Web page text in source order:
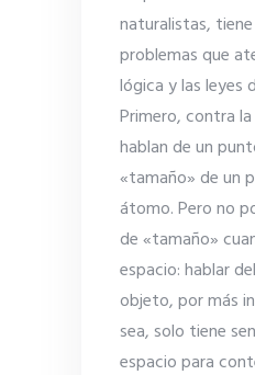
naturalistas,
problemas que
lógica y las leyes
Primero, contra
hablan de un
«tamaño» de un
átomo. Pero no
de «tamaño»
espacio: hablar
objeto, por más
sea, solo tiene
espacio para